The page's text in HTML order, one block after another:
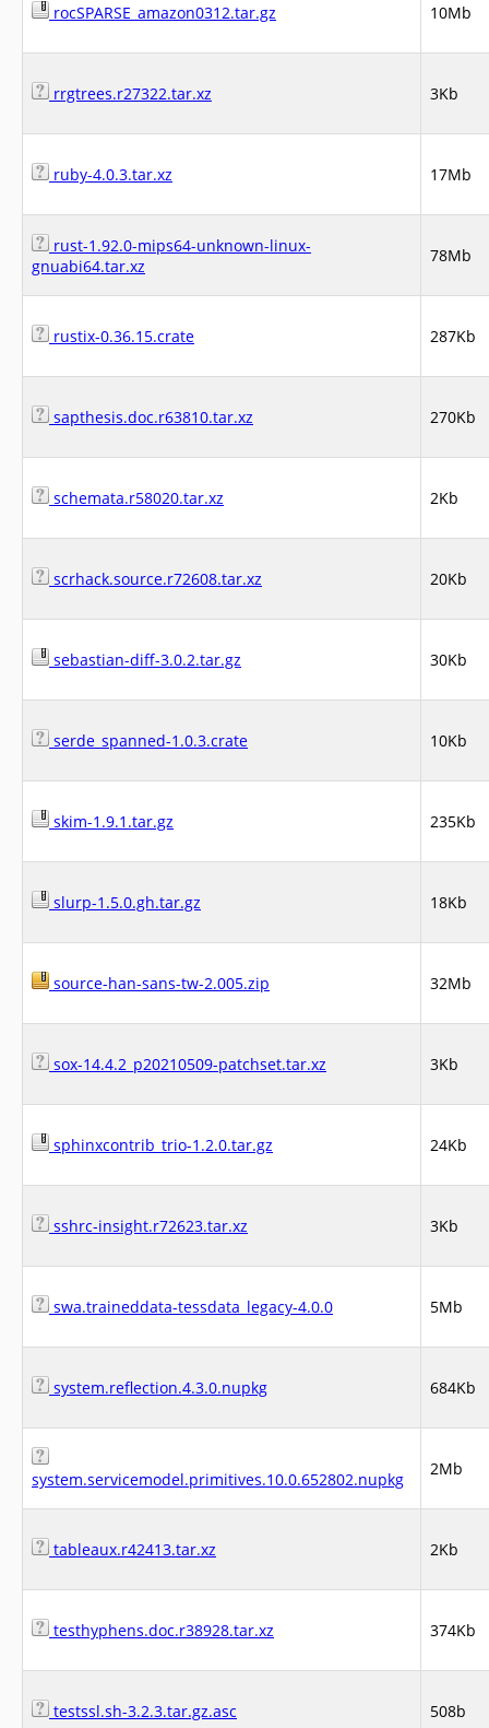
rocSPARSE_amazon0312.tar.gz 10Mb
rrgtrees.r27322.tar.xz 3Kb
ruby-4.0.3.tar.xz 17Mb
rust-1.92.0-mips64-unknown-linux-
gnuabi64.tar.xz
78Mb
rustix-0.36.15.crate 287Kb
sapthesis.doc.r63810.tar.xz 270Kb
schemata.r58020.tar.xz 2Kb
scrhack.source.r72608.tar.xz 20Kb
sebastian-diff-3.0.2.tar.gz 30Kb
serde_spanned-1.0.3.crate 10Kb
skim-1.9.1.tar.gz 235Kb
slurp-1.5.0.gh.tar.gz 18Kb
source-han-sans-tw-2.005.zip 32Mb
sox-14.4.2_p20210509-patchset.tar.xz 3Kb
sphinxcontrib_trio-1.2.0.tar.gz 24Kb
sshrc-insight.r72623.tar.xz 3Kb
swa.traineddata-tessdata_legacy-4.0.0 5Mb
system.reflection.4.3.0.nupkg 684Kb
system.servicemodel.primitives.10.0.652802.nupkg
2Mb
tableaux.r42413.tar.xz 2Kb
testhyphens.doc.r38928.tar.xz 374Kb
testssl.sh-3.2.3.tar.gz.asc 508b